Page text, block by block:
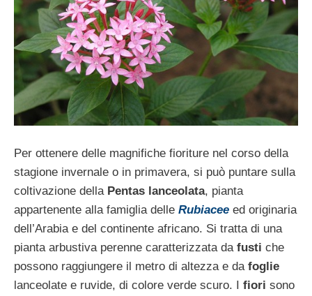
Per ottenere delle magnifiche fioriture nel corso della
stagione invernale o in primavera, si può puntare sulla
coltivazione della Pentas lanceolata, pianta
appartenente alla famiglia delle Rubiacee ed originaria
dell’Arabia e del continente africano. Si tratta di una
pianta arbustiva perenne caratterizzata da fusti che
possono raggiungere il metro di altezza e da foglie
lanceolate e ruvide, di colore verde scuro. I fiori sono